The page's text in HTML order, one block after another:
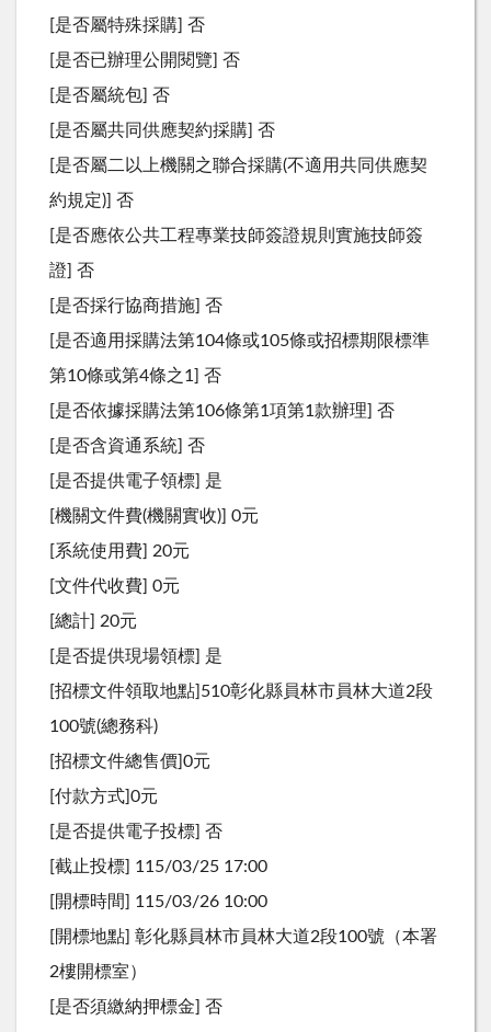
[是否屬特殊採購] 否
[是否已辦理公開閱覽] 否
[是否屬統包] 否
[是否屬共同供應契約採購] 否
[是否屬二以上機關之聯合採購(不適用共同供應契
約規定)] 否
[是否應依公共工程專業技師簽證規則實施技師簽
證] 否
[是否採行協商措施] 否
[是否適用採購法第104條或105條或招標期限標準
第10條或第4條之1] 否
[是否依據採購法第106條第1項第1款辦理] 否
[是否含資通系統] 否
[是否提供電子領標] 是
[機關文件費(機關實收)] 0元
[系統使用費] 20元
[文件代收費] 0元
[總計] 20元
[是否提供現場領標] 是
[招標文件領取地點]510彰化縣員林市員林大道2段
100號(總務科)
[招標文件總售價]0元
[付款方式]0元
[是否提供電子投標] 否
[截止投標] 115/03/25 17:00
[開標時間] 115/03/26 10:00
[開標地點] 彰化縣員林市員林大道2段100號（本署
2樓開標室）
[是否須繳納押標金] 否